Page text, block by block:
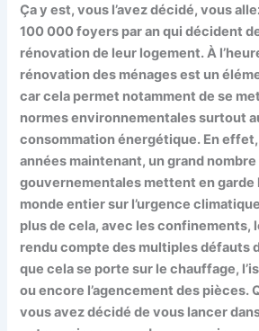
Ça y est, vous l’avez décidé, vous
100 000 foyers par an qui décident
rénovation de leur logement. À
rénovation des ménages est un
car cela permet notamment de se
normes environnementales surtout
consommation énergétique. En
années maintenant, un grand nombre
gouvernementales mettent en garde
monde entier sur l’urgence
plus de cela, avec les confinements,
rendu compte des multiples défauts
que cela se porte sur le chauffage,
ou encore l’agencement des pièces.
vous avez décidé de vous lancer